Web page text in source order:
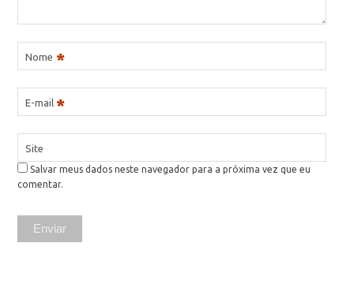
Nome *
E-mail *
Site
Salvar meus dados neste navegador para a próxima vez que eu
comentar.